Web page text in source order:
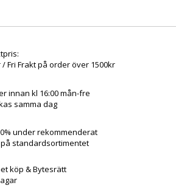
/ Fri Frakt på order över 1500kr
innan kl 16:00 mån-fre
samma dag
under rekommenderat
standardsortimentet
köp & Bytesrätt